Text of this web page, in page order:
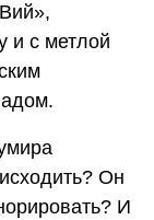
и с метлой
Он
И